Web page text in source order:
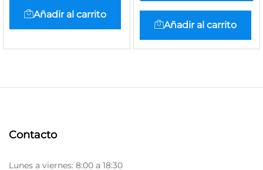
Añadir al carrito
Añadir al carrito
Contacto
Lunes a viernes: 8:00 a 18:30